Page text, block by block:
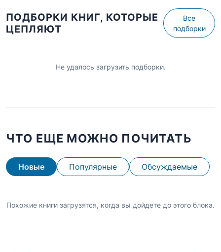
ПОДБОРКИ КНИГ, КОТОРЫЕ
ЦЕПЛЯЮТ
Все
подборки
Не удалось загрузить подборки.
ЧТО ЕЩЕ МОЖНО ПОЧИТАТЬ
Новые Популярные Обсуждаемые
Похожие книги загрузятся, когда вы дойдете до этого блока.